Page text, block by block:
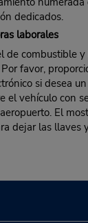
dedicados.
laborales
de combustible
favor,
si desea
el vehículo con
El
dejar las llaves